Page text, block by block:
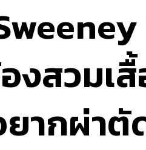
งสวมเ
ากผ่า